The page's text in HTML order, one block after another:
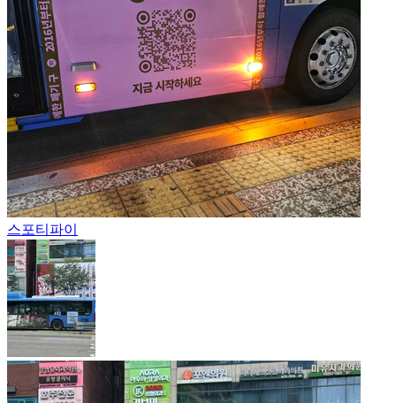
스포티파이